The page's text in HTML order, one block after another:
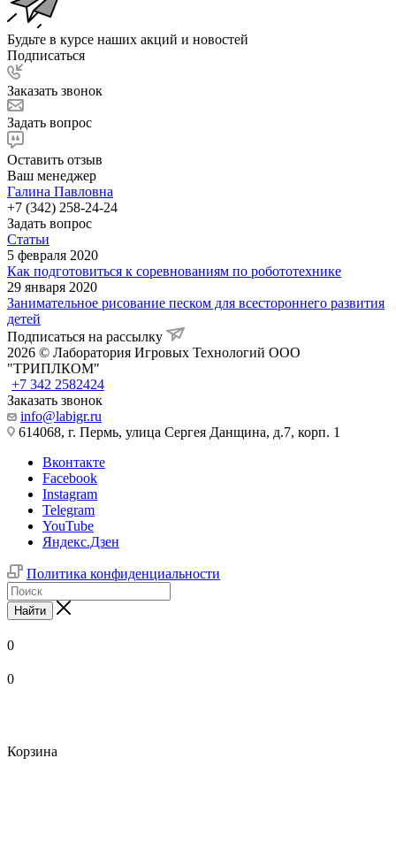
Будьте в курсе наших акций и новостей
Подписаться
Заказать звонок
Задать вопрос
Оставить отзыв
Ваш менеджер
Галина Павловна
+7 (342) 258-24-24
Задать вопрос
Статьи
5 февраля 2020
Как подготовиться к соревнованиям по робототехнике
29 января 2020
Занимательное рисование песком для всестороннего развития
детей
Подписаться на рассылку
2026 © Лаборатория Игровых Технологий ООО
"ТРИПЛКОМ"
+7 342 2582424
Заказать звонок
info@labigr.ru
614068, г. Пермь, улица Сергея Данщина, д.7, корп. 1
Вконтакте
Facebook
Instagram
Telegram
YouTube
Яндекс.Дзен
Политика конфиденциальности
Найти
0
0
Корзина